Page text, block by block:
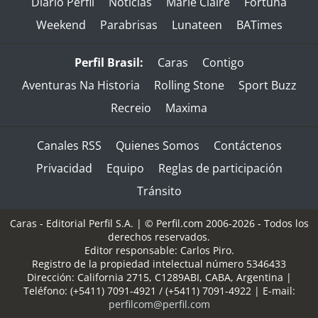
Weekend
Parabrisas Lunateen BATimes
Perfil Brasil: Caras
Contigo
Aventuras Na Historia
Rolling Stone
Sport Buzz
Recreio
Maxima
Canales RSS Quienes Somos
Contáctenos
Privacidad
Equipo
Reglas de participación
Tránsito
Caras - Editorial Perfil S.A. | © Perfil.com 2006-2026 - Todos los
derechos reservados.
Editor responsable: Carlos Piro.
Registro de la propiedad intelectual número 5346433
Dirección: California 2715, C1289ABI, CABA, Argentina |
Teléfono: (+5411) 7091-4921 / (+5411) 7091-4922 | E-mail:
perfilcom@perfil.com